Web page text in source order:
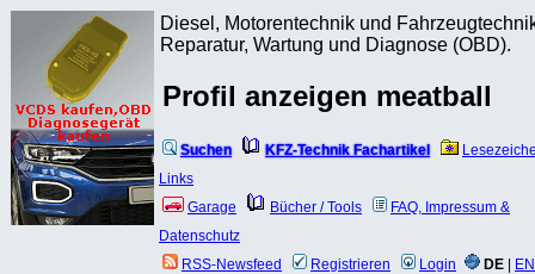
Diesel, Motorentechnik und
Reparatur, Wartung und Diagnose (OBD).
Profil anzeigen meatball
Suchen KFZ-Technik Fachartikel
Links
Garage
Bücher / Tools
FAQ, Impressum &
Datenschutz
RSS-Newsfeed
Registrieren Login DE EN